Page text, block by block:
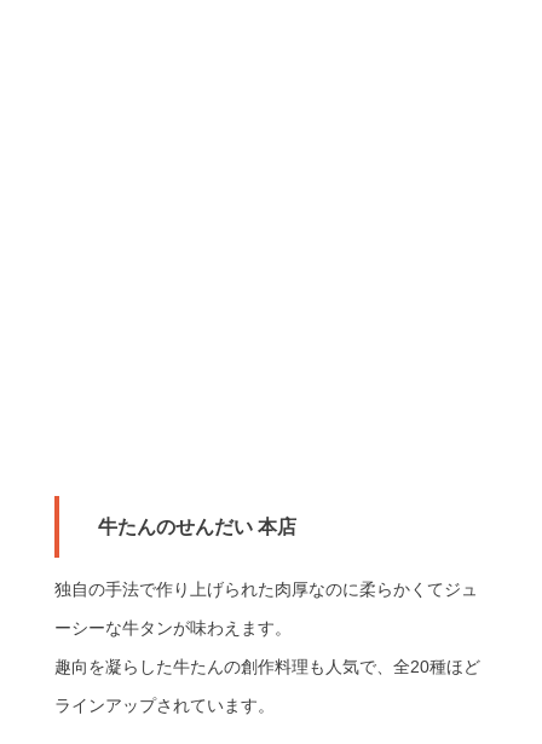
牛たんのせんだい 本店
独自の手法で作り上げられた肉厚なのに柔らかくてジュ
ーシーな牛タンが味わえます。
趣向を凝らした牛たんの創作料理も人気で、全20種ほど
ラインアップされています。